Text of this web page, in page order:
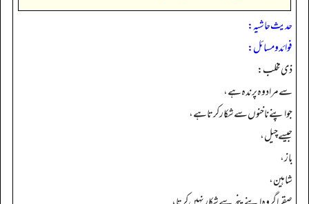
حدیث حاشیہ:
فوائد ومسائل:
ذی مِخلب:
سے مراد وہ پرندہ ہے،
جو اپنے ناخنوں سے شکار کرتا ہے،
جیسے چیل،
باز،
شاہین،